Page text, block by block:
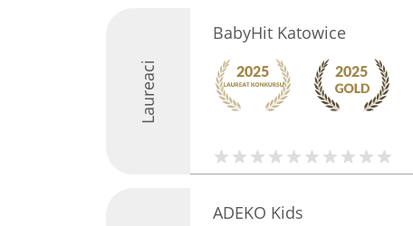
Laureaci
BabyHit Katowice
ADEKO Kids